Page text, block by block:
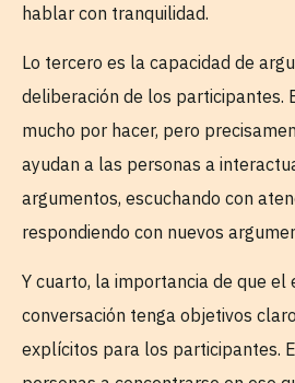
hablar con tranquilidad.
Lo tercero es la capacidad de
deliberación de los participantes.
mucho por hacer, pero
ayudan a las personas a
argumentos, escuchando con
respondiendo con nuevos
Y cuarto, la importancia de que el
conversación tenga objetivos
explícitos para los participantes.